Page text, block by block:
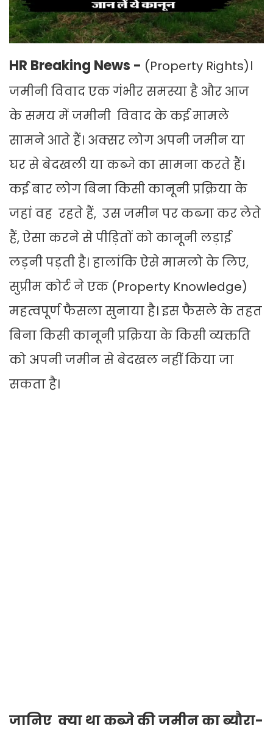
HR Breaking News - (Property Rights)।
जमीनी विवाद एक गंभीर समस्या है और आज
के समय में जमीनी विवाद के कई मामले
सामने आते हैं। अक्सर लोग अपनी जमीन या
घर से बेदखली या कब्जे का सामना करते हैं।
कई बार लोग बिना किसी कानूनी प्रक्रिया के
जहां वह रहते हैं, उस जमीन पर कब्जा कर लेते
हैं, ऐसा करने से पीड़ितों को कानूनी लड़ाई
लड़नी पड़ती है। हालांकि ऐसे मामलो के लिए,
सुप्रीम कोर्ट ने एक (Property Knowledge)
महत्वपूर्ण फैसला सुनाया है। इस फैसले के तहत
बिना किसी कानूनी प्रक्रिया के किसी व्यक्तति
को अपनी जमीन से बेदखल नहीं किया जा
सकता है।
जानिए क्या था कब्जे की जमीन का ब्यौरा-